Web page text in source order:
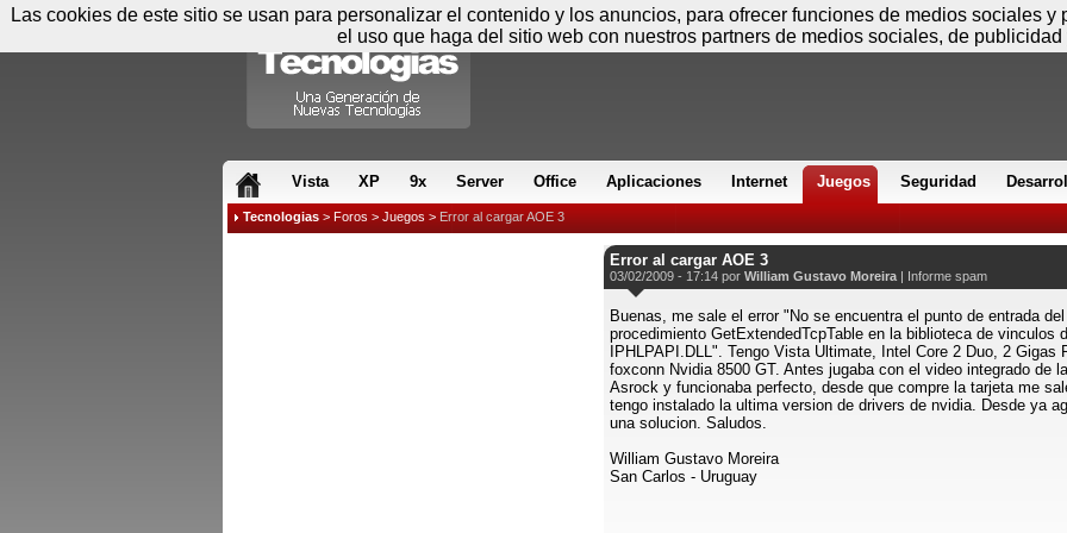
Vista XP 9x Server Office Aplicaciones Internet Juegos Seguridad
Tecnologias > Foros > Juegos > Error al cargar AOE 3
Error al cargar AOE 3
03/02/2009 - 17:14 por William Gustavo Moreira | Informe spam
Buenas, me sale el error "No se encuentra el punto de entrada del
procedimiento GetExtendedTcpTable en la biblioteca de vinculos
IPHLPAPI.DLL". Tengo Vista Ultimate, Intel Core 2 Duo, 2 Gigas
foxconn Nvidia 8500 GT. Antes jugaba con el video integrado de
Asrock y funcionaba perfecto, desde que compre la tarjeta me
tengo instalado la ultima version de drivers de nvidia. Desde ya
una solucion. Saludos.
William Gustavo Moreira
San Carlos - Uruguay
Las cookies de este sitio se usan para personalizar el contenido y los anuncios, para ofrecer funciones de medios sociales
el uso que haga del sitio web con nuestros partners de medios sociales, de